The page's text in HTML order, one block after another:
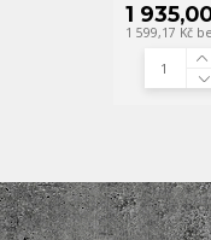
1
1 599,17 Kč